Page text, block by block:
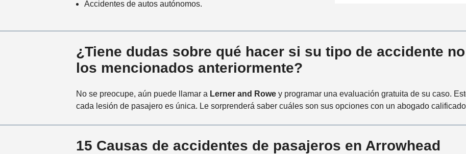
*
Accidentes de autos autónomos.
¿Tiene dudas sobre qué hacer si su tipo de accidente
los mencionados anteriormente?
No se preocupe, aún puede llamar a Lerner and Rowey programar una evaluación gratuita de su caso.
cada lesión de pasajero es única. Le sorprenderá saber cuáles son sus opciones con un abogado
15 Causas de accidentes de pasajeros en Arrowhead